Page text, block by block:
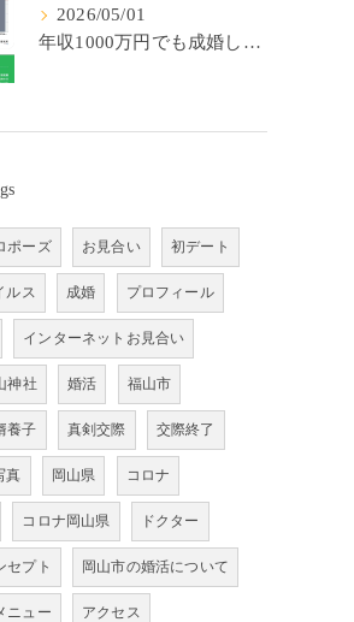
2026/05/01
年収1000万円でも成婚しやすいとは限らない? 「年収帯別の成婚率」のリアル
ポーズ お見合い 初デート
ルス 成婚 プロフィール
インターネットお見合い
神社 婚活 福山市
養子 真剣交際 交際終了
真 岡山県 コロナ
コロナ岡山県 ドクター
セプト 岡山市の婚活について
ニュー アクセス